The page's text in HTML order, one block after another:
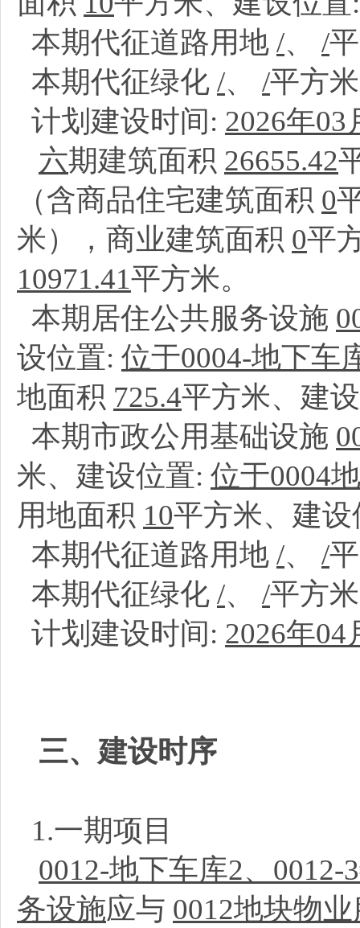
本期代征道路用地 /、 /
本期代征绿化 /、 /平方
计划建设时间: 2026年03
六期建筑面积 26655.42
（含商品住宅建筑面积 0
米），商业建筑面积 0平
10971.41平方米。
本期居住公共服务设施
设位置: 位于0004-地下车
地面积 725.4平方米、建
本期市政公用基础设施
米、建设位置: 位于0004
用地面积 10平方米、建
本期代征道路用地 /、 /
本期代征绿化 /、 /平方
计划建设时间: 2026年04
三、建设时序
1.一期项目
0012-地下车库2、0012-
务设施应与 0012地块物